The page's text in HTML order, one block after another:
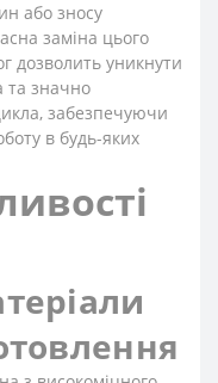
або зносу
заміна цього
дозволить уникнути
та значно
забезпечуючи
в будь-яких